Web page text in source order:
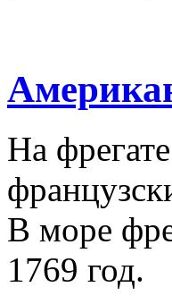
На
В море
1769 год.